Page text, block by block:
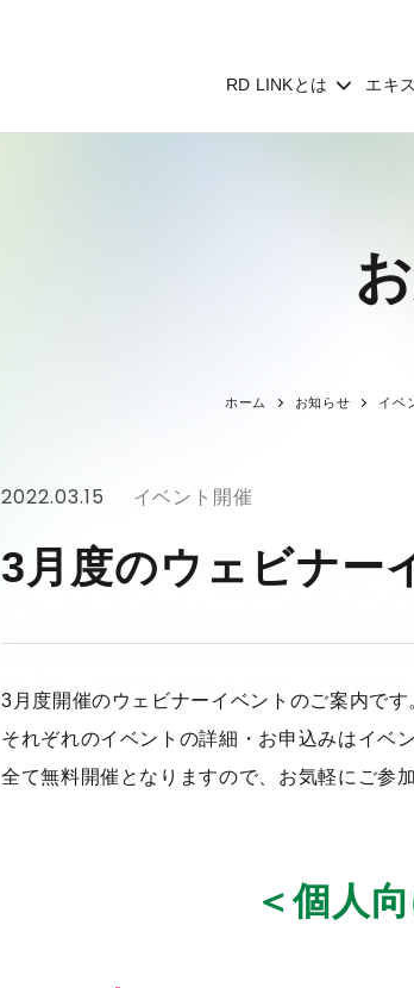
RD LINKとは エキ
ホーム お知らせ イベ
2022.03.15 イベント開催
3月度のウェビナー
3月度開催のウェビナーイベントのご案内です
それぞれのイベントの詳細・お申込みはイベ
全て無料開催となりますので、お気軽にご参
＜個人